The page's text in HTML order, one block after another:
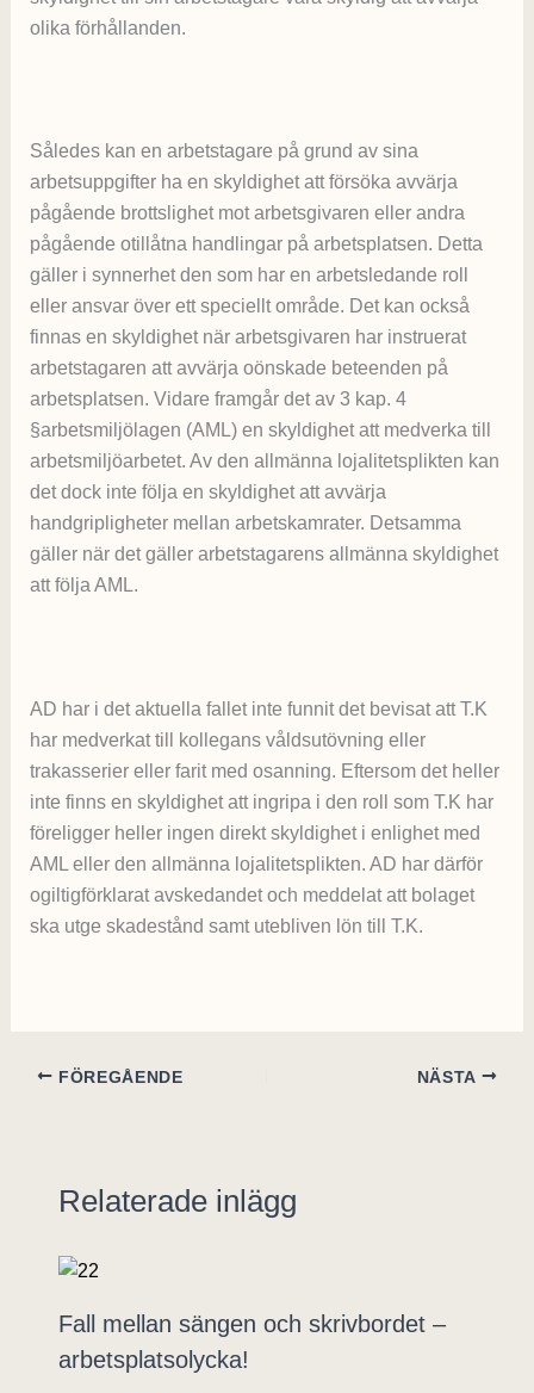
olika förhållanden.
Således kan en arbetstagare på grund av sina
arbetsuppgifter ha en skyldighet att försöka avvärja
pågående brottslighet mot arbetsgivaren eller andra
pågående otillåtna handlingar på arbetsplatsen. Detta
gäller i synnerhet den som har en arbetsledande roll
eller ansvar över ett speciellt område. Det kan också
finnas en skyldighet när arbetsgivaren har instruerat
arbetstagaren att avvärja oönskade beteenden på
arbetsplatsen. Vidare framgår det av 3 kap. 4
§arbetsmiljölagen (AML) en skyldighet att medverka till
arbetsmiljöarbetet. Av den allmänna lojalitetsplikten kan
det dock inte följa en skyldighet att avvärja
handgripligheter mellan arbetskamrater. Detsamma
gäller när det gäller arbetstagarens allmänna skyldighet
att följa AML.
AD har i det aktuella fallet inte funnit det bevisat att T.K
har medverkat till kollegans våldsutövning eller
trakasserier eller farit med osanning. Eftersom det heller
inte finns en skyldighet att ingripa i den roll som T.K har
föreligger heller ingen direkt skyldighet i enlighet med
AML eller den allmänna lojalitetsplikten. AD har därför
ogiltigförklarat avskedandet och meddelat att bolaget
ska utge skadestånd samt utebliven lön till T.K.
FÖREGÅENDE NÄSTA
Relaterade inlägg
Fall mellan sängen och skrivbordet –
arbetsplatsolycka!